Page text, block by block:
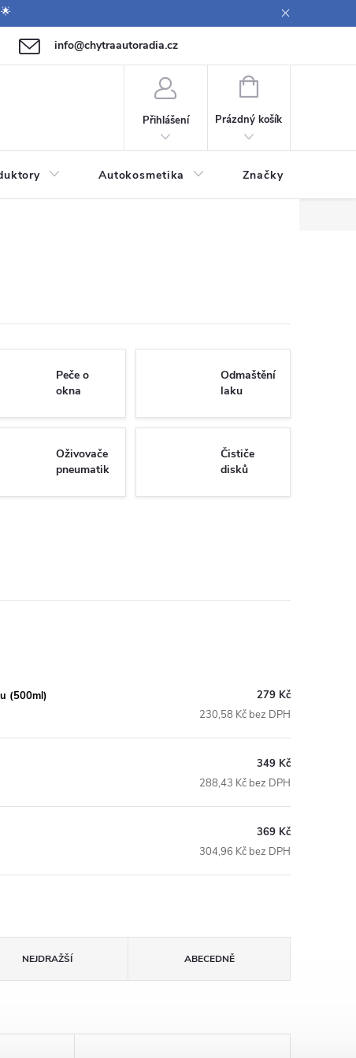
771 149 411 (Po-Pá 09:00-12:00, 12:30-14:00)
info@chytraautoradia.cz
Přihlášení
NÁKUPNÍ
Prázdný košík
Autokosmetika Značky
Peče o
okna
Odmaštění
laku
Oživovače
pneumatik
Čističe
disků
(500ml)
279 Kč
230,58 Kč bez DPH
349 Kč
288,43 Kč bez DPH
369 Kč
304,96 Kč bez DPH
NEJDRAŽŠÍ ABECEDNĚ